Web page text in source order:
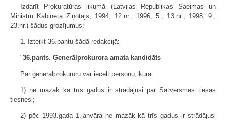
Izdarīt Prokuratūras likumā (Latvijas Republikas Saeimas un
Ministru Kabineta Ziņotājs, 1994, 12.nr.; 1996, 5., 13.nr.; 1998, 9.,
23.nr.) šādus grozījumus:
1. Izteikt 36.pantu šādā redakcijā:
"36.pants. Ģenerālprokurora amata kandidāts
Par ģenerālprokuroru var iecelt personu, kura:
1) ne mazāk kā trīs gadus ir strādājusi par Satversmes tiesas
tiesnesi;
2) pēc 1993.gada 1.janvāra ne mazāk kā trīs gadus ir strādājusi